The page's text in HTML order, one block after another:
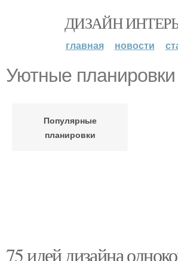
ДИЗАЙН
главная новости
Уютные планировки
Популярные
планировки
75 идей дизайна